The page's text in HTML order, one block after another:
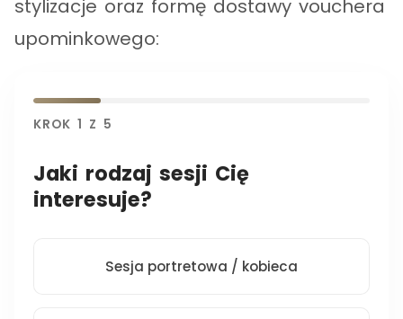
stylizacje oraz formę dostawy vouchera
upominkowego:
KROK 1 Z 5
Jaki rodzaj sesji Cię
interesuje?
Sesja portretowa / kobieca